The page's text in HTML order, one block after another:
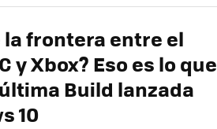
la frontera entre el
y Xbox? Eso es lo que
Build lanzada
10